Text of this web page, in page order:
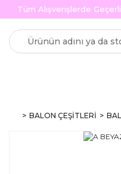
Tüm Alışverişlerde
BALON ÇEŞİTLERİ